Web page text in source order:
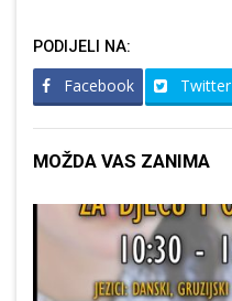
PODIJELI NA:
Facebook Twitter
MOŽDA VAS ZANIMA